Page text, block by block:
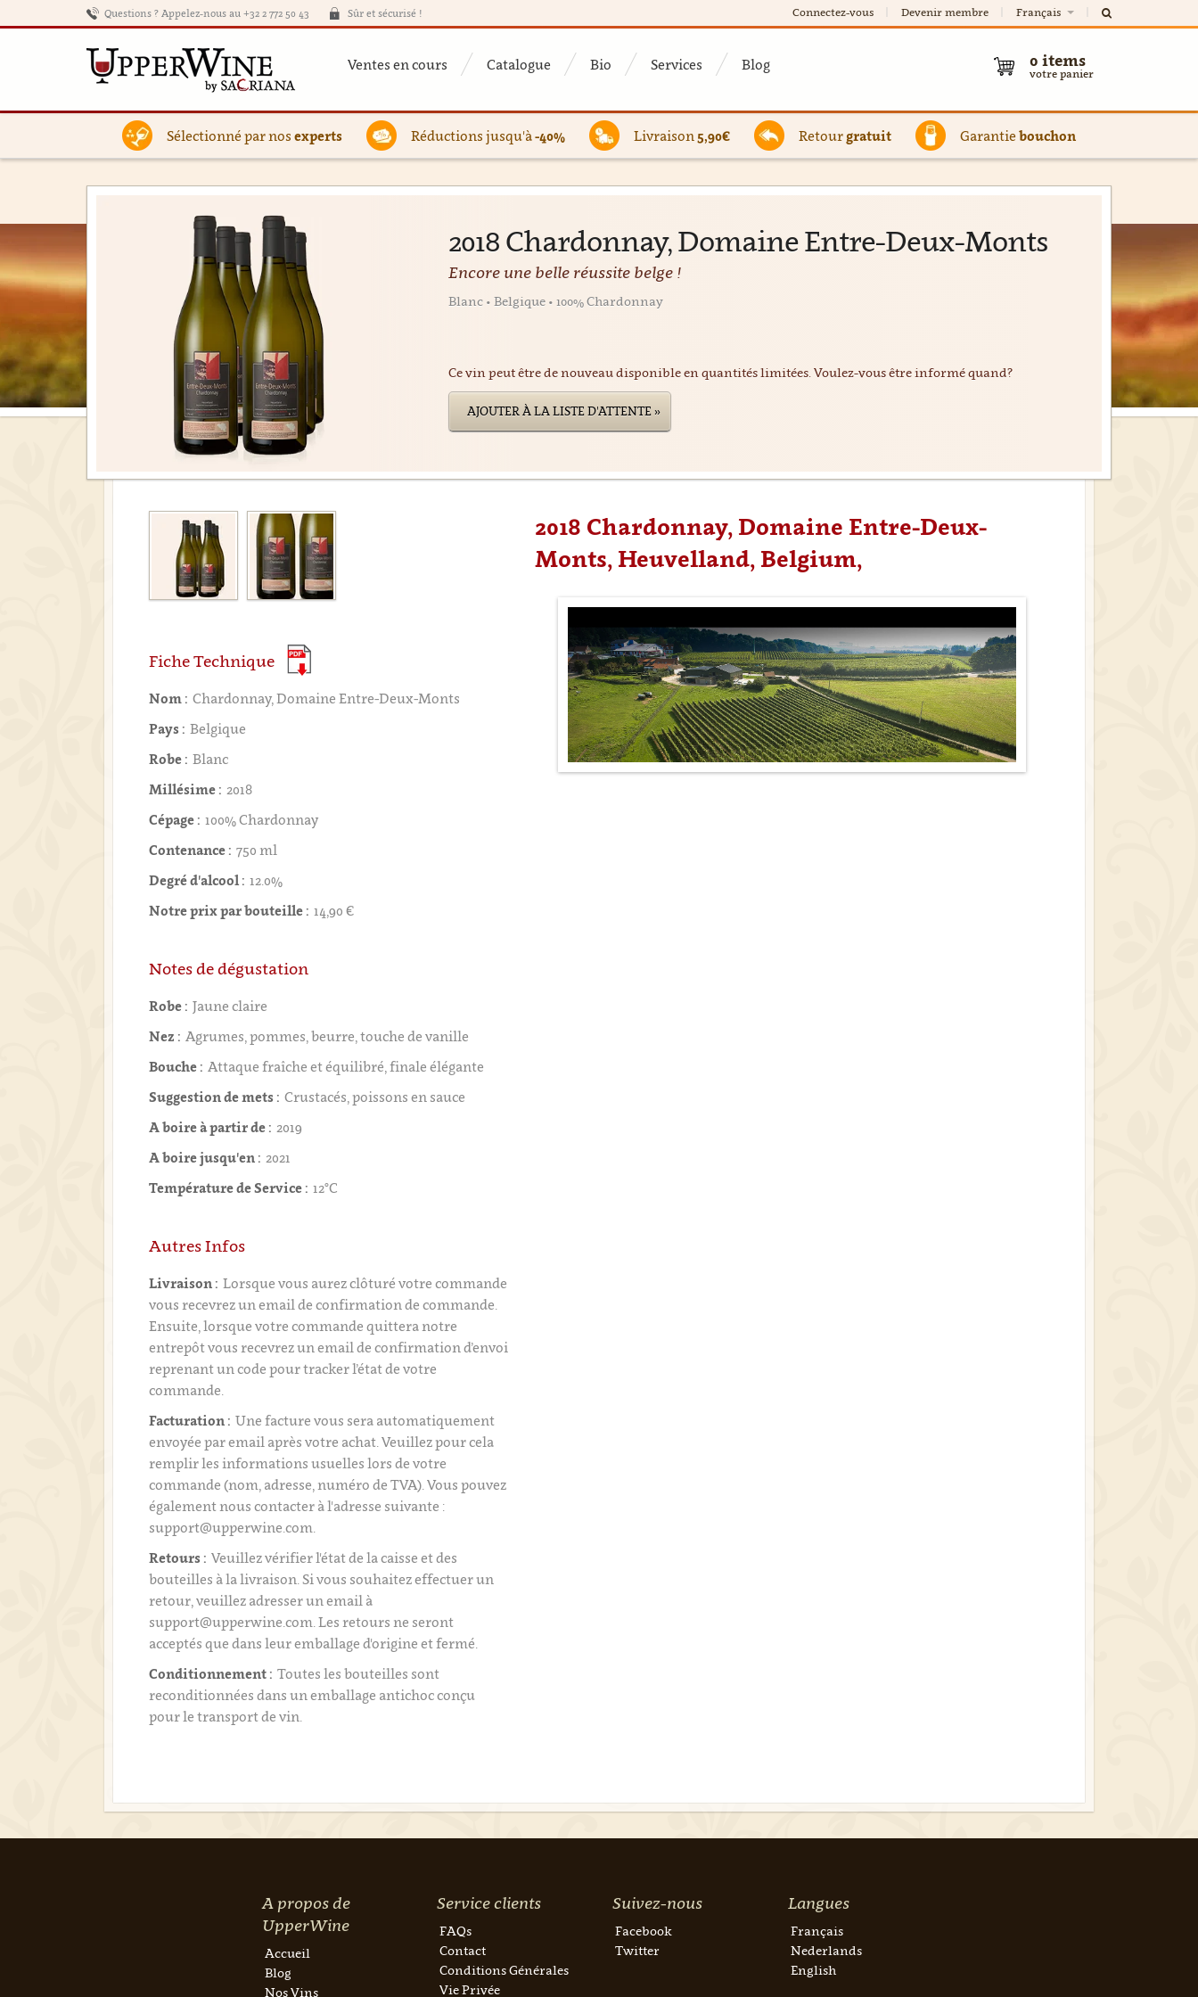
Questions ? Appelez-nous au +32 2 772 50 43 Sûr et sécurisé ! Connectez-vous Devenir membre Français
Ventes en cours Catalogue Bio Services Blog 0 items
votre panier
Sélectionné par nos experts Réductions jusqu'à-40% Livraison 5,90€ Retour gratuit Garantiebouchon
2018 Chardonnay, Domaine Entre-Deux-Monts
Encore une belle réussite belge !
Blanc • Belgique • 100% Chardonnay
Ce vin peut être de nouveau disponible en quantités limitées. Voulez-vous être informé quand?
AJOUTER À LA LISTE D'ATTENTE »
2018 Chardonnay, Domaine Entre-Deux-
Monts, Heuvelland, Belgium,
Fiche Technique
Nom : Chardonnay, Domaine Entre-Deux-Monts
Pays : Belgique
Robe : Blanc
Millésime : 2018
Cépage : 100% Chardonnay
Contenance : 750 ml
Degré d'alcool : 12.0%
Notre prix par bouteille : 14,90 €
Notes de dégustation
Robe : Jaune claire
Nez : Agrumes, pommes, beurre, touche de vanille
Bouche : Attaque fraîche et équilibré, finale élégante
Suggestion de mets : Crustacés, poissons en sauce
A boire à partir de : 2019
A boire jusqu'en : 2021
Température de Service : 12°C
Autres Infos
Livraison : Lorsque vous aurez clôturé votre commande
vous recevrez un email de confirmation de commande.
Ensuite, lorsque votre commande quittera notre
entrepôt vous recevrez un email de confirmation d’envoi
reprenant un code pour tracker l’état de votre
commande.
Facturation : Une facture vous sera automatiquement
envoyée par email après votre achat. Veuillez pour cela
remplir les informations usuelles lors de votre
commande (nom, adresse, numéro de TVA). Vous pouvez
également nous contacter à l'adresse suivante :
support@upperwine.com.
Retours : Veuillez vérifier l'état de la caisse et des
bouteilles à la livraison. Si vous souhaitez effectuer un
retour, veuillez adresser un email à
support@upperwine.com. Les retours ne seront
acceptés que dans leur emballage d'origine et fermé.
Conditionnement : Toutes les bouteilles sont
reconditionnées dans un emballage antichoc conçu
pour le transport de vin.
A propos de
UpperWine
Accueil
Blog
Nos Vins
Service clients
FAQs
Contact
Conditions Générales
Vie Privée
Suivez-nous
Facebook
Twitter
Langues
Français
Nederlands
English